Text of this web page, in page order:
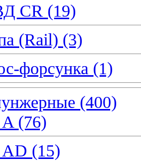
CR (19)
(Rail) (3)
форсунка (1)
(400)
(76)
(15)